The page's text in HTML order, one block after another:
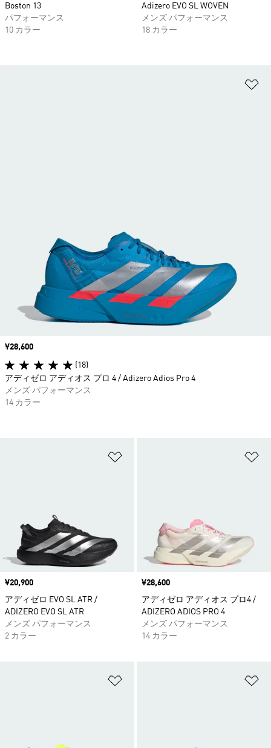
Boston 13
パフォーマンス
10 カラー
Adizero EVO SL WOVEN
メンズ パフォーマンス
18 カラー
価格
¥20,900
アディゼロ EVO SL ATR /
ADIZERO EVO SL ATR
メンズ パフォーマンス
2 カラー
価格
¥28,600
アディゼロ アディオス プロ4 /
ADIZERO ADIOS PRO 4
メンズ パフォーマンス
14 カラー
価格
¥28,600
(18)
アディゼロ アディオス プロ 4 / Adizero Adios Pro 4
メンズ パフォーマンス
14 カラー